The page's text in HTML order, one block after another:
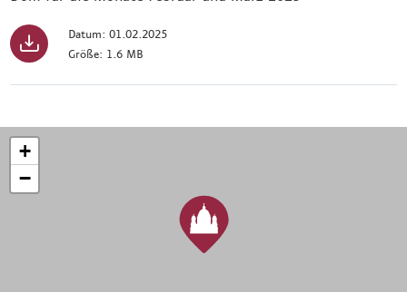
Datum: 01.02.2025
Größe: 1.6 MB
+
−